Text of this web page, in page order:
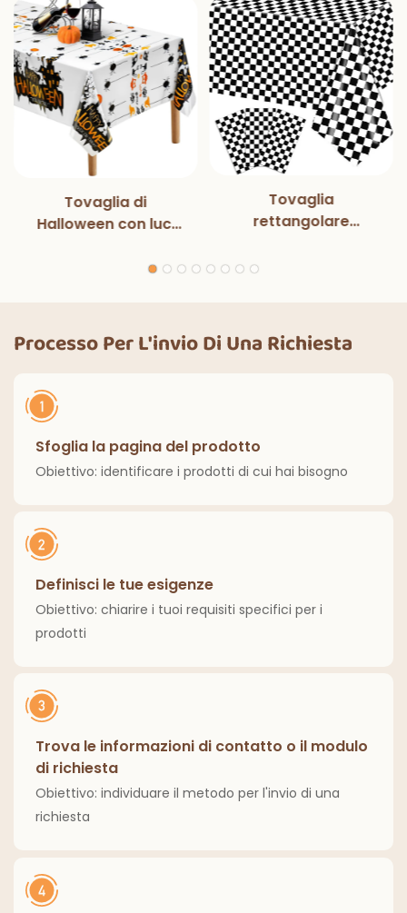
Tovaglia di
Halloween con luci
decorazioni per
cucina, decorazioni
per la casa
Tovaglia
rettangolare
nero con luci
decorazioni
classiche per interni
Processo Per L'invio Di Una Richiesta
Sfoglia la pagina del prodotto
Obiettivo: identificare i prodotti di cui hai bisogno
Definisci le tue esigenze
Obiettivo: chiarire i tuoi requisiti specifici per i
prodotti
Trova le informazioni di contatto o il modulo
di richiesta
Obiettivo: individuare il metodo per l'invio di una
richiesta